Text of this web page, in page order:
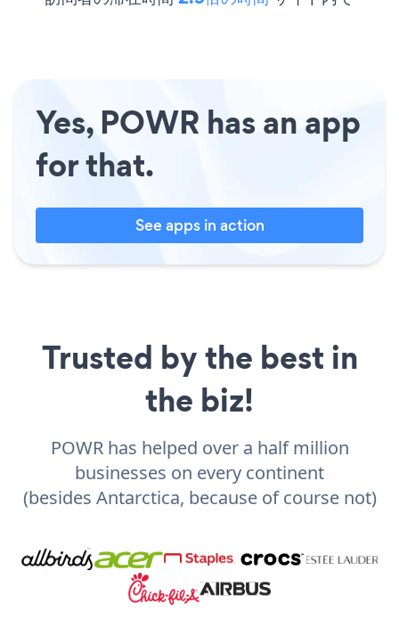
Yes, POWR has an app
for that.
See apps in action
Trusted by the best in
the biz!
POWR has helped over a half million
businesses on every continent
(besides Antarctica, because of course not)